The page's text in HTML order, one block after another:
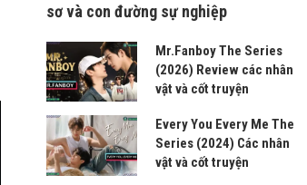
sơ và con đường sự nghiệp
Mr.Fanboy The Series
(2026) Review các nhân
vật và cốt truyện
Every You Every Me The
Series (2024) Các nhân
vật và cốt truyện